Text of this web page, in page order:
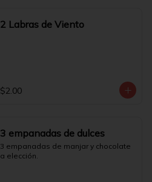
2 Labras de Viento
$2.00
3 empanadas de dulces
3 empanadas de manjar y chocolate
a elección.